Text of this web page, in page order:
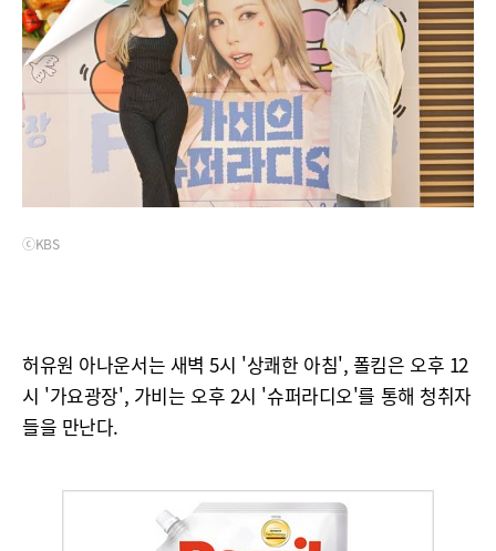
ⓒKBS
허유원 아나운서는 새벽 5시 '상쾌한 아침', 폴킴은 오후 12
시 '가요광장', 가비는 오후 2시 '슈퍼라디오'를 통해 청취자
들을 만난다.